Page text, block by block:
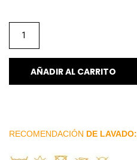
AÑADIR AL CARRITO
RECOMENDACIÓN DE LAVADO: